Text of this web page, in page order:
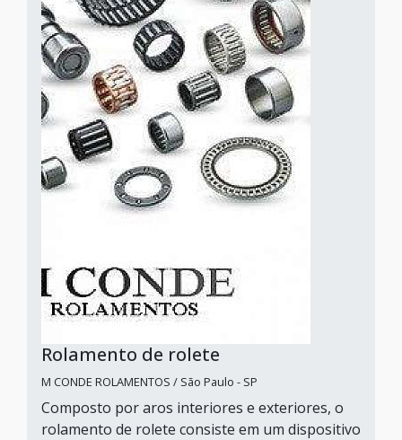
Rolamento de rolete
M CONDE ROLAMENTOS / São Paulo - SP
Composto por aros interiores e exteriores, o
rolamento de rolete consiste em um dispositivo